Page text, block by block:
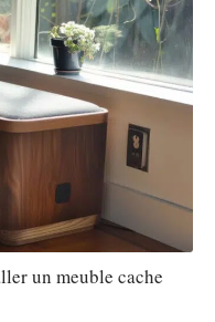
un meuble cache